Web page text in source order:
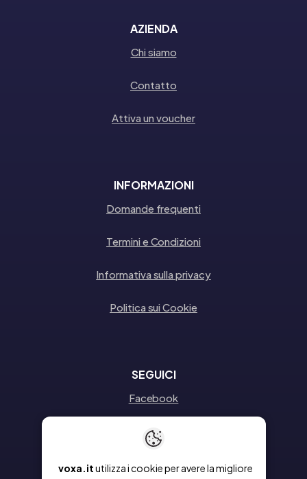
voxa.itutilizza i cookie per avere la migliore
AZIENDA
Chi siamo
Contatto
Attiva un voucher
INFORMAZIONI
Domande frequenti
Termini e Condizioni
Informativa sulla privacy
Politica sui Cookie
SEGUICI
Facebook
Instagram
Linkedin